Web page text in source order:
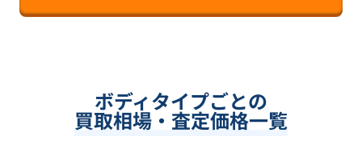
ボディタイプごとの
買取相場・査定価格一覧